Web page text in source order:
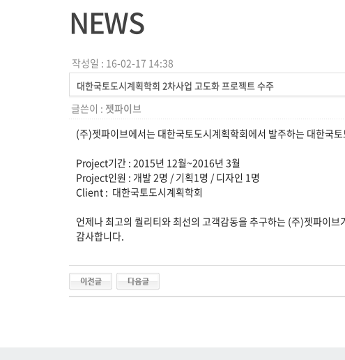
NEWS
작성일 : 16-02-17 14:38
대한국토도시계획학회 2차사업 고도화 프로젝트 수주
글쓴이 : 젯파이브
(주)젯파이브에서는 대한국토도시계획학회에서 발주하는 대한국
Project기간 : 2015년 12월~2016년 3월
Project인원 : 개발 2명 / 기획1명 / 디자인 1명
Client : 대한국토도시계획학회
언제나 최고의 퀄리티와 최선의 고객감동을 추구하는 (주)젯파이브
감사합니다.